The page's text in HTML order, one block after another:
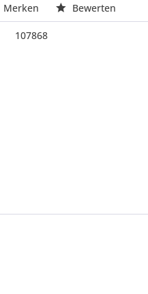
Merken Bewerten
107868